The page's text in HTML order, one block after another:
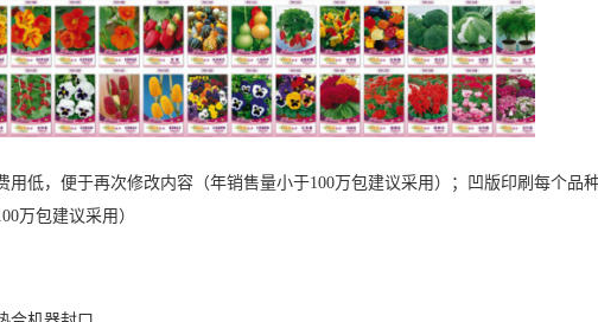
用低，便于再次修改内容（年销售量小于100万包建议采用）；凹版印刷每个品
万包建议采用）